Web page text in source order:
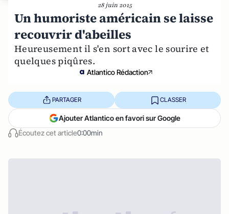
28 juin 2015
Un humoriste américain se laisse
recouvrir d'abeilles
Heureusement il s'en sort avec le sourire et
quelques piqûres.
Atlantico Rédaction
Écoutez cet article0:00min
PARTAGER CLASSER
Ajouter Atlantico en favori sur Google